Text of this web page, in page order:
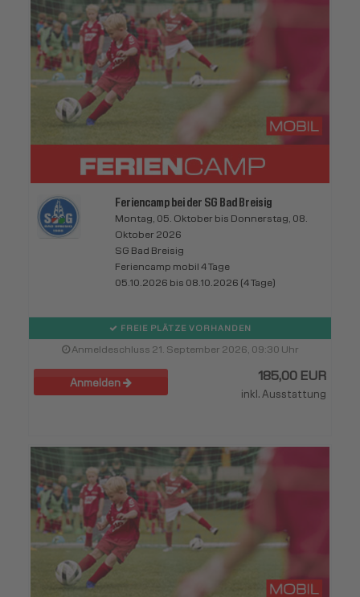
Feriencamp bei der SG Bad Breisig
Montag, 05. Oktober bis Donnerstag, 08.
Oktober 2026
SG Bad Breisig
Feriencamp mobil 4 Tage
05.10.2026 bis 08.10.2026 (4 Tage)
FREIE PLÄTZE VORHANDEN
Anmeldeschluss 21. September 2026, 09:30 Uhr
Anmelden 185,00 EUR
inkl. Ausstattung